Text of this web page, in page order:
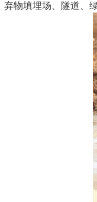
弃物填埋场、隧道、